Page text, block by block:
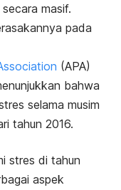
masif.
pada
(APA)
bahwa
selama musim
tahun 2016.
stres di tahun
aspek